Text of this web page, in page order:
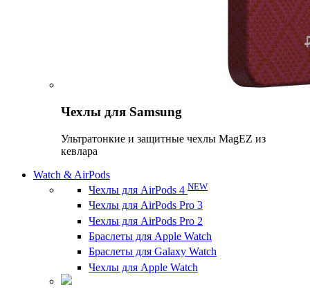
Чехлы для Samsung
Ультратонкие и защитные чехлы MagEZ из
кевлара
Watch & AirPods
Чехлы для AirPods 4 NEW
Чехлы для AirPods Pro 3
Чехлы для AirPods Pro 2
Браслеты для Apple Watch
Браслеты для Galaxy Watch
Чехлы для Apple Watch